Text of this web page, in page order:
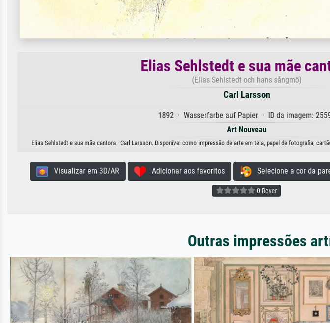
Elias Sehlstedt e sua mãe
(Elias Sehlstedt och hans sångmö)
Carl Larsson
1892 · Wasserfarbe auf Papier · ID da imagem:
Art Nouveau
Elias Sehlstedt e sua mãe cantora · Carl Larsson. Disponível como impressão de arte em tela, papel de fotografia,
Visualizar em 3D/AR Adicionar aos favoritos Selecione a cor da
0 Rever
Outras impressões